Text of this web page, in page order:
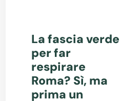
La fascia verde
per far
respirare
Roma? Sì, ma
prima un